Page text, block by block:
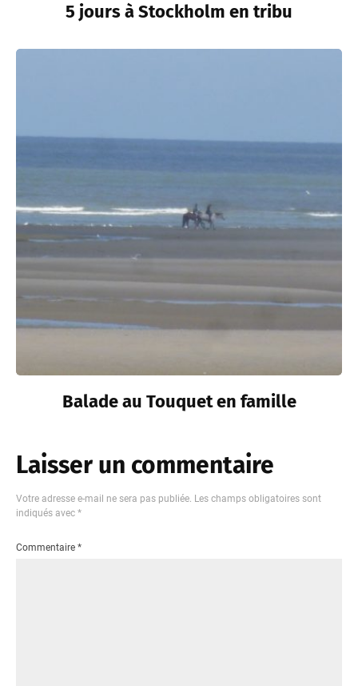
5 jours à Stockholm en tribu
Balade au Touquet en famille
Laisser un commentaire
Votre adresse e-mail ne sera pas publiée. Les champs obligatoires sont
indiqués avec *
Commentaire *